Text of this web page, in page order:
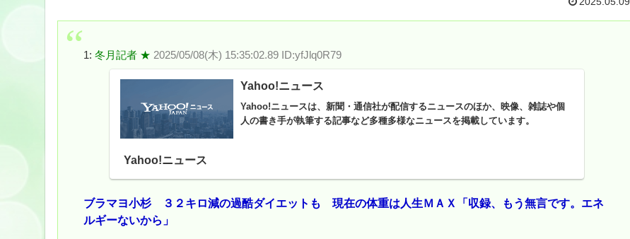
1: 冬月記者 ★ 2025/05/08(木) 15:35:02.89 ID:yfJlq0R79
Yahoo!ニュース
Yahoo!ニュースは、新聞・通信社が配信するニュースのほか、映像、雑誌や個
人の書き手が執筆する記事など多種多様なニュースを掲載しています。
Yahoo!ニュース
ブラマヨ小杉 ３２キロ減の過酷ダイエットも 現在の体重は人生ＭＡＸ「収録、もう無言です。エネ
ルギーないから」